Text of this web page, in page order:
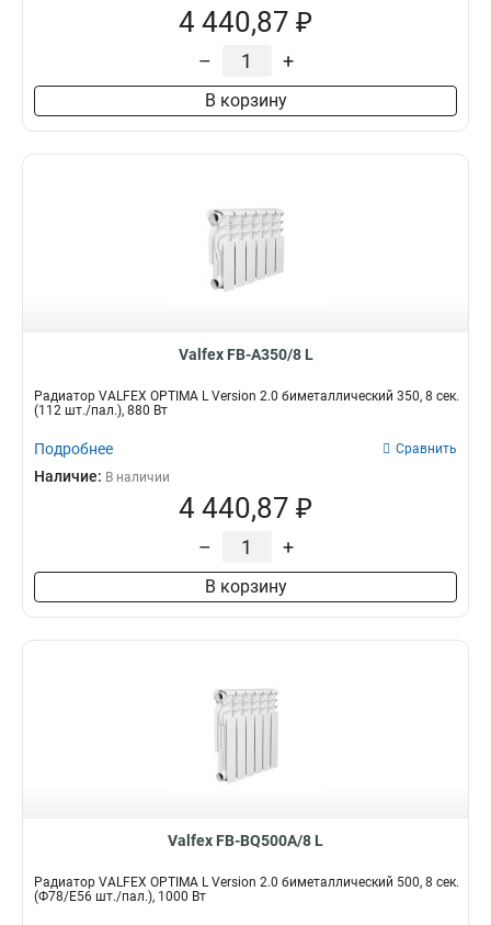
4 440,87 ₽
– +
В корзину
Valfex FB-A350/8 L
Радиатор VALFEX OPTIMA L Version 2.0 биметаллический 350, 8 сек.
(112 шт./пал.), 880 Вт
Подробнее Сравнить
Наличие: В наличии
4 440,87 ₽
– +
В корзину
Valfex FB-BQ500A/8 L
Радиатор VALFEX OPTIMA L Version 2.0 биметаллический 500, 8 сек.
(Ф78/Е56 шт./пал.), 1000 Вт